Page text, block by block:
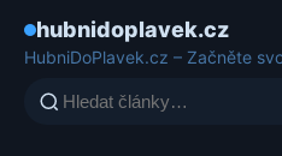
hubnidoplavek.cz
HubniDoPlavek.cz – Začněte